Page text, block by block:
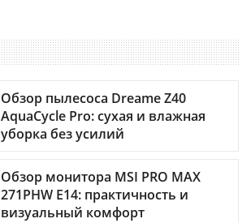
Обзор пылесоса Dreame Z40
AquaCycle Pro: сухая и влажная
уборка без усилий
Обзор монитора MSI PRO MAX
271PHW E14: практичность и
визуальный комфорт